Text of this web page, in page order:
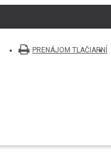
PRENÁJOM TLAČIARNÍ